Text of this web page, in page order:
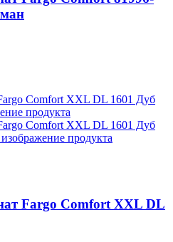
Fargo Comfort XXL DL